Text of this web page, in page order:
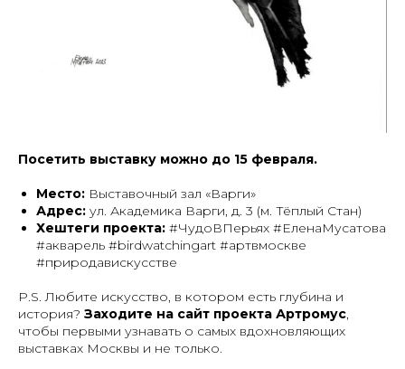
Посетить выставку можно до 15 февраля.
Место: Выставочный зал «Варги»
Адрес: ул. Академика Варги, д. 3 (м. Тёплый Стан)
Хештеги проекта: #ЧудоВПерьях #ЕленаМусатова
#акварель #birdwatchingart #артвмоскве
#природавискусстве
P.S. Любите искусство, в котором есть глубина и
история? Заходите на сайт проекта Артромус,
чтобы первыми узнавать о самых вдохновляющих
выставках Москвы и не только.